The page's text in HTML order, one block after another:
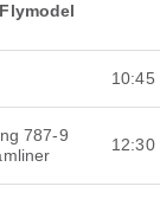
Flymodel
10:45
787-9
12:30